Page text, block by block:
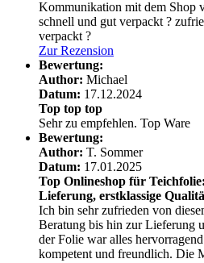
Kommunikation mit dem Shop
schnell und gut verpackt ?
verpackt ?
Zur Rezension
Bewertung:
Author: Michael
Datum: 17.12.2024
Top top top
Sehr zu empfehlen. Top Ware
Bewertung:
Author: T. Sommer
Datum: 17.01.2025
Top Onlineshop für
Lieferung, erstklassige
Ich bin sehr zufrieden von
Beratung bis hin zur Lieferung
der Folie war alles
kompetent und freundlich. Die